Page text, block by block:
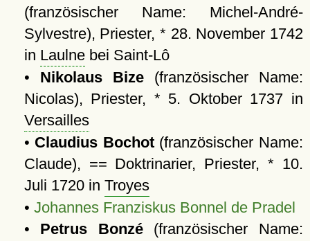
(französischer Name: Michel-André-
Sylvestre), Priester, * 28. November 1742
in Laulnebei Saint-Lô
• Nikolaus Bize(französischer Name:
Nicolas), Priester, * 5. Oktober 1737 in
Versailles
• Claudius Bochot(französischer Name:
Claude), == Doktrinarier, Priester, * 10.
Juli 1720 in Troyes
• Johannes Franziskus Bonnel de Pradel
• Petrus Bonzé(französischer Name: